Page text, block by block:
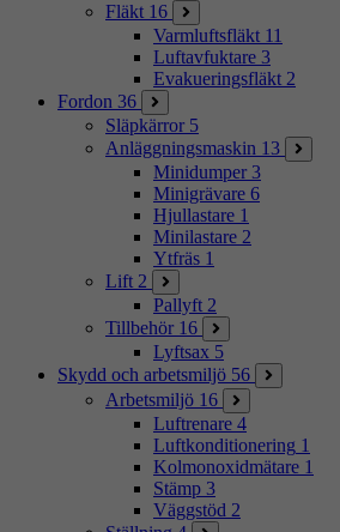
Fläkt 16
Varmluftsfläkt 11
Luftavfuktare 3
Evakueringsfläkt 2
Fordon 36
Släpkärror 5
Anläggningsmaskin 13
Minidumper 3
Minigrävare 6
Hjullastare 1
Minilastare 2
Ytfräs 1
Lift 2
Pallyft 2
Tillbehör 16
Lyftsax 5
Skydd och arbetsmiljö 56
Arbetsmiljö 16
Luftrenare 4
Luftkonditionering 1
Kolmonoxidmätare 1
Stämp 3
Väggstöd 2